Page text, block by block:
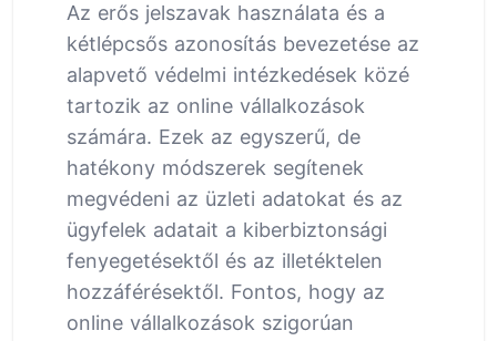
Az erős jelszavak használata és a
kétlépcsős azonosítás bevezetése az
alapvető védelmi intézkedések közé
tartozik az online vállalkozások
számára. Ezek az egyszerű, de
hatékony módszerek segítenek
megvédeni az üzleti adatokat és az
ügyfelek adatait a kiberbiztonsági
fenyegetésektől és az illetéktelen
hozzáférésektől. Fontos, hogy az
online vállalkozások szigorúan